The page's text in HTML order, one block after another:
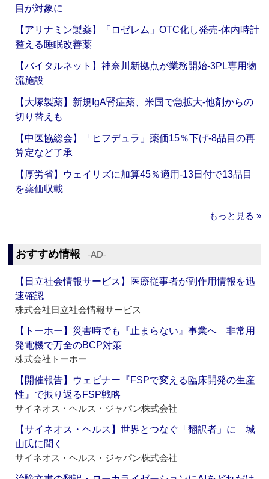
目が対象に
【アリナミン製薬】「ロゼレム」OTC化し発売‐体内時計
整える睡眠改善薬
【バイタルネット】神奈川新拠点が業務開始‐3PL専用物
流施設
【大塚製薬】新規IgA腎症薬、米国で急拡大‐他剤からの
切り替えも
【中医協総会】「ヒフデュラ」薬価15％下げ‐8品目の再
算定など了承
【厚労省】ウェイリズに加算45％適用‐13日付で13品目
を薬価収載
もっと見る »
おすすめ情報 ‐AD‐
【日立社会情報サービス】医療従事者が副作用情報を迅
速確認
株式会社日立社会情報サービス
【トーホー】災害時でも『止まらない』事業へ 非常用
発電機で万全のBCP対策
株式会社トーホー
【開催報告】ウェビナー『FSPで変える臨床開発の生産
性』で振り返るFSP戦略
サイネオス・ヘルス・ジャパン株式会社
【サイネオス・ヘルス】世界とつなぐ「翻訳者」に 城
山氏に聞く
サイネオス・ヘルス・ジャパン株式会社